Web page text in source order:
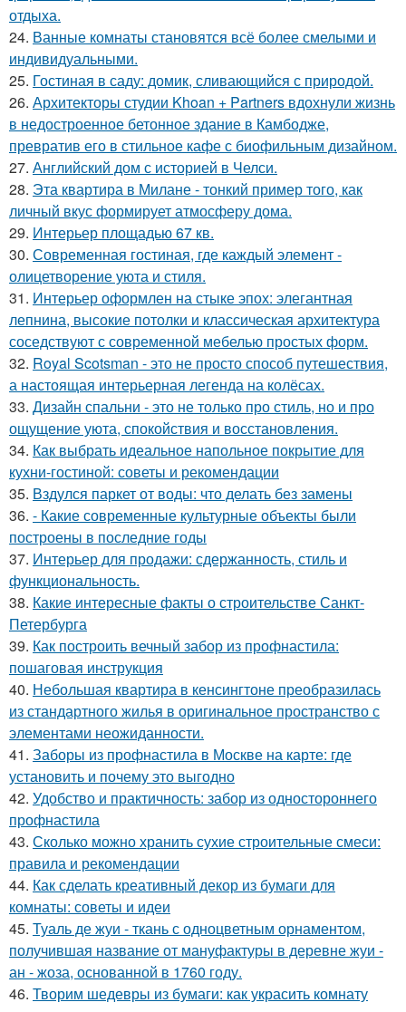
отдыха.
24. Ванные комнаты становятся всё более смелыми и
индивидуальными.
25. Гостиная в саду: домик, сливающийся с природой.
26. Архитекторы студии Khoan + Partners вдохнули жизнь
в недостроенное бетонное здание в Камбодже,
превратив его в стильное кафе с биофильным дизайном.
27. Английский дом с историей в Челси.
28. Эта квартира в Милане - тонкий пример того, как
личный вкус формирует атмосферу дома.
29. Интерьер площадью 67 кв.
30. Современная гостиная, где каждый элемент -
олицетворение уюта и стиля.
31. Интерьер оформлен на стыке эпох: элегантная
лепнина, высокие потолки и классическая архитектура
соседствуют с современной мебелью простых форм.
32. Royal Scotsman - это не просто способ путешествия,
а настоящая интерьерная легенда на колёсах.
33. Дизайн спальни - это не только про стиль, но и про
ощущение уюта, спокойствия и восстановления.
34. Как выбрать идеальное напольное покрытие для
кухни-гостиной: советы и рекомендации
35. Вздулся паркет от воды: что делать без замены
36. - Какие современные культурные объекты были
построены в последние годы
37. Интерьер для продажи: сдержанность, стиль и
функциональность.
38. Какие интересные факты о строительстве Санкт-
Петербурга
39. Как построить вечный забор из профнастила:
пошаговая инструкция
40. Небольшая квартира в кенсингтоне преобразилась
из стандартного жилья в оригинальное пространство с
элементами неожиданности.
41. Заборы из профнастила в Москве на карте: где
установить и почему это выгодно
42. Удобство и практичность: забор из одностороннего
профнастила
43. Сколько можно хранить сухие строительные смеси:
правила и рекомендации
44. Как сделать креативный декор из бумаги для
комнаты: советы и идеи
45. Туаль де жуи - ткань с одноцветным орнаментом,
получившая название от мануфактуры в деревне жуи -
ан - жоза, основанной в 1760 году.
46. Творим шедевры из бумаги: как украсить комнату